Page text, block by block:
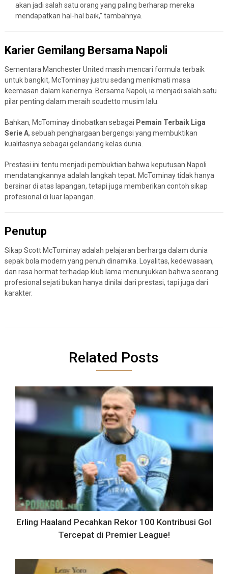
akan jadi salah satu orang yang paling berharap mereka
mendapatkan hal-hal baik,” tambahnya.
Karier Gemilang Bersama Napoli
Sementara Manchester United masih mencari formula terbaik
untuk bangkit, McTominay justru sedang menikmati masa
keemasan dalam kariernya. Bersama Napoli, ia menjadi salah satu
pilar penting dalam meraih scudetto musim lalu.
Bahkan, McTominay dinobatkan sebagai Pemain Terbaik Liga
Serie A, sebuah penghargaan bergengsi yang membuktikan
kualitasnya sebagai gelandang kelas dunia.
Prestasi ini tentu menjadi pembuktian bahwa keputusan Napoli
mendatangkannya adalah langkah tepat. McTominay tidak hanya
bersinar di atas lapangan, tetapi juga memberikan contoh sikap
profesional di luar lapangan.
Penutup
Sikap Scott McTominay adalah pelajaran berharga dalam dunia
sepak bola modern yang penuh dinamika. Loyalitas, kedewasaan,
dan rasa hormat terhadap klub lama menunjukkan bahwa seorang
profesional sejati bukan hanya dinilai dari prestasi, tapi juga dari
karakter.
Related Posts
Erling Haaland Pecahkan Rekor 100 Kontribusi Gol
Tercepat di Premier League!